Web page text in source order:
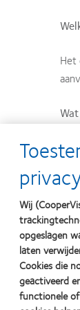
Het
Zijn
Wij
opgeslagen
laten
Cookies die
geactiveerd
functionele